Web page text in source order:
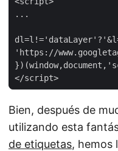
Bien, después de
utilizando esta
de etiquetas, hemos